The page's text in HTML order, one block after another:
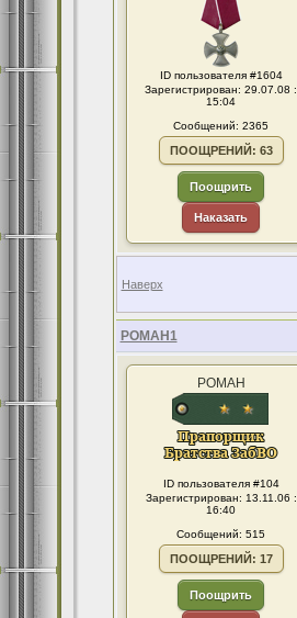
ID пользователя #1604
Зарегистрирован: 29.07.08 :
15:04
Сообщений: 2365
ПООЩРЕНИЙ: 63
Поощрить
Наказать
Наверх
POMAH1
POMAH
ID пользователя #104
Зарегистрирован: 13.11.06 :
16:40
Сообщений: 515
ПООЩРЕНИЙ: 17
Поощрить